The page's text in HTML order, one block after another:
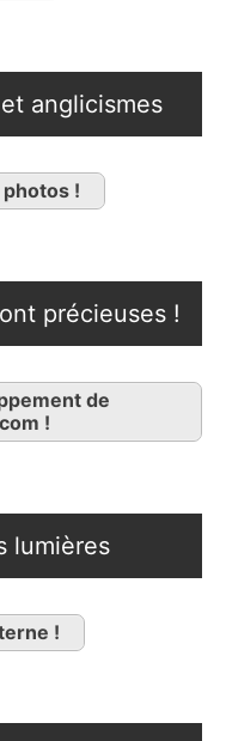
anglicismes
!
précieuses !
de
!
lumières
!